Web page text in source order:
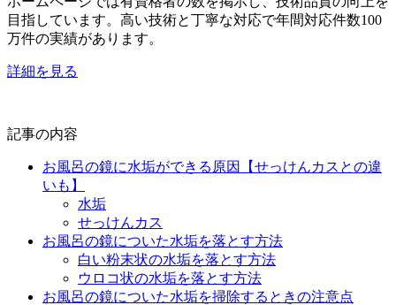
目指しています。高い技術と丁寧な対応で年間対応件数100
万件の実績があります。
詳細を見る
記事の内容
お風呂の鏡に水垢ができる原因【せっけんカスとの違
いも】
水垢
せっけんカス
お風呂の鏡についた水垢を落とす方法
白い粉末状の水垢を落とす方法
ウロコ状の水垢を落とす方法
お風呂の鏡についた水垢を掃除するときの注意点